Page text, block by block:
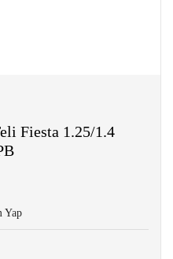
Fiesta 1.25/1.4
Yap